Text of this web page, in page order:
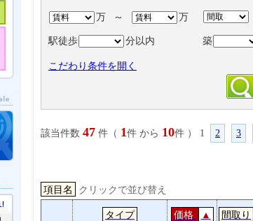
万 ～ 万
駅徒歩 分以内 築
こだわり条件を開く
該当件数 47 件（ 1件 から 10件 ） 1 2 3
項目名 クリックで並び替え
タイプ 価格 ▲ 間取り